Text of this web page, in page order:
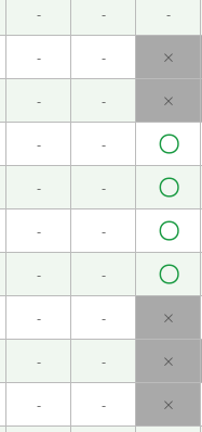
也请多关照。 ( 50代 男
事情。下次见吧。
地用中文表达、老师也
解我的意思。期待下次
指导。下次课也请多多
跟我一起聊天儿，然后
- - -
- - ×
- - ×
- - 〇
- - 〇
- - 〇
- - 〇
- - ×
- - ×
- - ×